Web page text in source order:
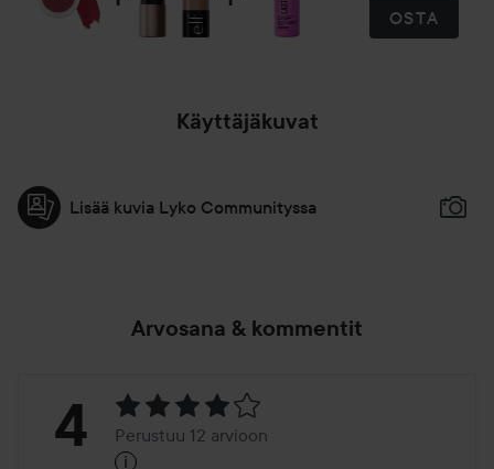
OSTA
Käyttäjäkuvat
Lisää kuvia Lyko Communityssa
Arvosana & kommentit
Arvosana:
4 Perustuu 12 arvioon
i